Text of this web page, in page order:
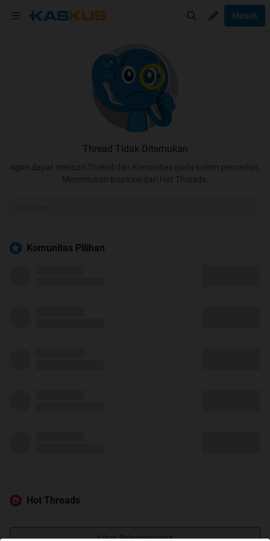
Masuk
Thread Tidak Ditemukan
Agan dapat mencari Thread dan Komunitas pada kolom pencarian.
Menemukan inspirasi dari Hot Threads.
Komunitas Pilihan
Hot Threads
Lihat Selengkapnya